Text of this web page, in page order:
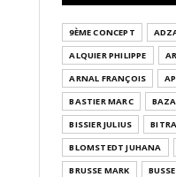
9ÈME CONCEPT
ALQUIER PHILIPPE
ARNAL FRANÇOIS
BASTIER MARC
BISSIER JULIUS
BLOMSTEDT JUHANA
BRUSSE MARK